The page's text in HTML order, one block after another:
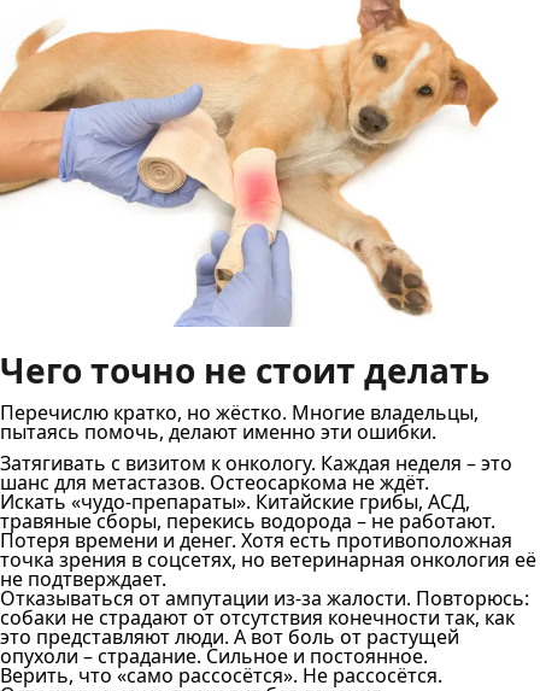
Чего точно не стоит делать
Перечислю кратко, но жёстко. Многие владельцы,
пытаясь помочь, делают именно эти ошибки.
Затягивать с визитом к онкологу. Каждая неделя – это
шанс для метастазов. Остеосаркома не ждёт.
Искать «чудо-препараты». Китайские грибы, АСД,
травяные сборы, перекись водорода – не работают.
Потеря времени и денег. Хотя есть противоположная
точка зрения в соцсетях, но ветеринарная онкология её
не подтверждает.
Отказываться от ампутации из-за жалости. Повторюсь:
собаки не страдают от отсутствия конечности так, как
это представляют люди. А вот боль от растущей
опухоли – страдание. Сильное и постоянное.
Верить, что «само рассосётся». Не рассосётся.